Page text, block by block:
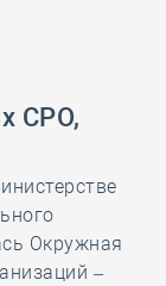
СРО,
Окружная
–